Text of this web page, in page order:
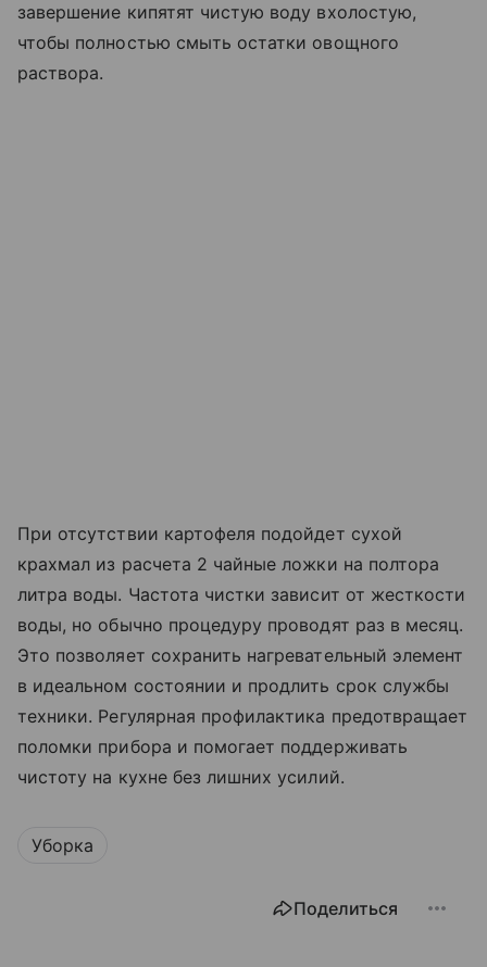
завершение кипятят чистую воду вхолостую,
чтобы полностью смыть остатки овощного
раствора.
При отсутствии картофеля подойдет сухой
крахмал из расчета 2 чайные ложки на полтора
литра воды. Частота чистки зависит от жесткости
воды, но обычно процедуру проводят раз в месяц.
Это позволяет сохранить нагревательный элемент
в идеальном состоянии и продлить срок службы
техники. Регулярная профилактика предотвращает
поломки прибора и помогает поддерживать
чистоту на кухне без лишних усилий.
Уборка
Поделиться